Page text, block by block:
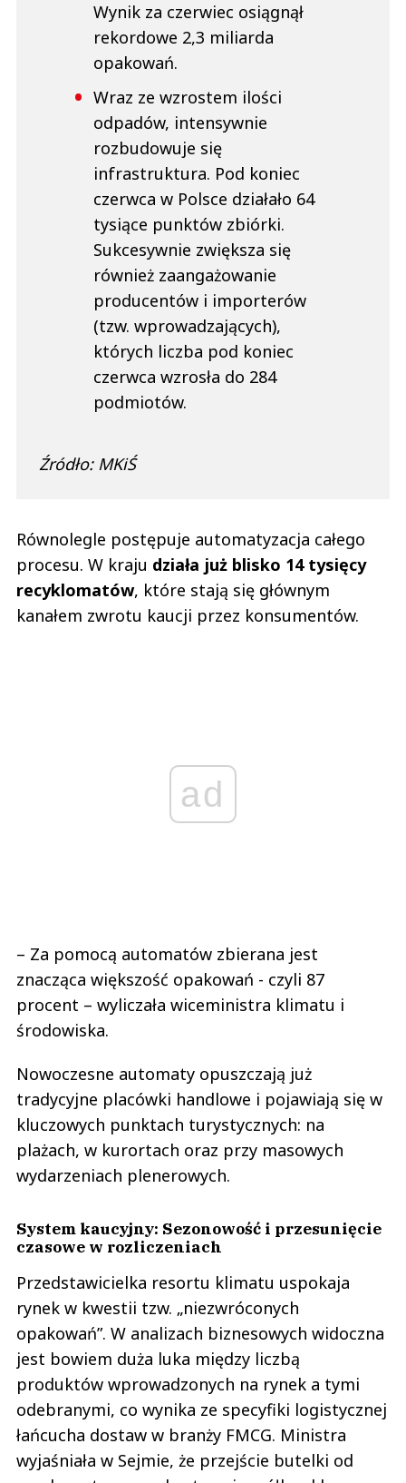
Wynik za czerwiec osiągnął
rekordowe 2,3 miliarda
opakowań.
Wraz ze wzrostem ilości
odpadów, intensywnie
rozbudowuje się
infrastruktura. Pod koniec
czerwca w Polsce działało 64
tysiące punktów zbiórki.
Sukcesywnie zwiększa się
również zaangażowanie
producentów i importerów
(tzw. wprowadzających),
których liczba pod koniec
czerwca wzrosła do 284
podmiotów.
Źródło: MKiŚ
Równolegle postępuje automatyzacja całego
procesu. W kraju działa już blisko 14 tysięcy
recyklomatów, które stają się głównym
kanałem zwrotu kaucji przez konsumentów.
ad
– Za pomocą automatów zbierana jest
znacząca większość opakowań - czyli 87
procent – wyliczała wiceministra klimatu i
środowiska.
Nowoczesne automaty opuszczają już
tradycyjne placówki handlowe i pojawiają się w
kluczowych punktach turystycznych: na
plażach, w kurortach oraz przy masowych
wydarzeniach plenerowych.
System kaucyjny: Sezonowość i przesunięcie
czasowe w rozliczeniach
Przedstawicielka resortu klimatu uspokaja
rynek w kwestii tzw. „niezwróconych
opakowań”. W analizach biznesowych widoczna
jest bowiem duża luka między liczbą
produktów wprowadzonych na rynek a tymi
odebranymi, co wynika ze specyfiki logistycznej
łańcucha dostaw w branży FMCG. Ministra
wyjaśniała w Sejmie, że przejście butelki od